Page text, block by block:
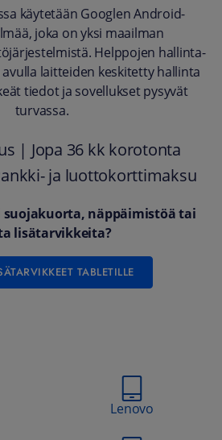
käytetään Googlen Android-
joka on yksi maailman
Helppojen hallinta-
laitteiden keskitetty hallinta
tiedot ja sovellukset pysyvät
turvassa.
| Jopa 36 kk korotonta
ja luottokorttimaksu
näppäimistöä tai
lisätarvikkeita?
TABLETILLE
Lenovo